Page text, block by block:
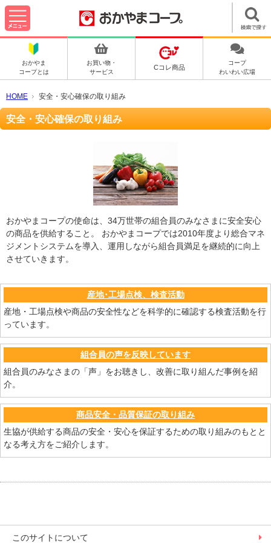
おかやま
コープとは
お買い物・
サービス
Cコレ商品
コープ
わいわい広場
HOME 安全・安心確保の取り組み
安全・安心確保の取り組み
おかやまコープの使命は、34万世帯の組合員のみなさまに安全安心
の商品を供給すること。 おかやまコープでは2010年度より総合マネ
ジメントシステムを導入、運用しながら組合員満足を継続的に向上
させていきます。
産地･工場点検、検査活動
産地・工場点検や商品の安全性などを科学的に確認する検査活動を行
っています。
組合員の声を反映しています
組合員のみなさまの「声」をお聴きし、改善に取り組んだ事例を紹
介。
商品安全・品質保証の取り組み
生協が供給する商品の安全・安心を保証するための取り組みのもとと
なる考え方をご紹介します。
このサイトについて